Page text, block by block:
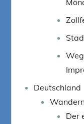
Deutschland
Der